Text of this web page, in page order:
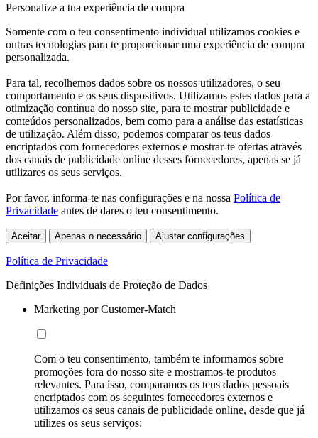
Personalize a tua experiência de compra
Somente com o teu consentimento individual utilizamos cookies e
outras tecnologias para te proporcionar uma experiência de compra
personalizada.
Para tal, recolhemos dados sobre os nossos utilizadores, o seu
comportamento e os seus dispositivos. Utilizamos estes dados para a
otimização contínua do nosso site, para te mostrar publicidade e
conteúdos personalizados, bem como para a análise das estatísticas
de utilização. Além disso, podemos comparar os teus dados
encriptados com fornecedores externos e mostrar-te ofertas através
dos canais de publicidade online desses fornecedores, apenas se já
utilizares os seus serviços.
Por favor, informa-te nas configurações e na nossa Política de
Privacidade antes de dares o teu consentimento.
Aceitar Apenas o necessário Ajustar configurações
Política de Privacidade
Definições Individuais de Proteção de Dados
Marketing por Customer-Match
Com o teu consentimento, também te informamos sobre
promoções fora do nosso site e mostramos-te produtos
relevantes. Para isso, comparamos os teus dados pessoais
encriptados com os seguintes fornecedores externos e
utilizamos os seus canais de publicidade online, desde que já
utilizes os seus serviços: